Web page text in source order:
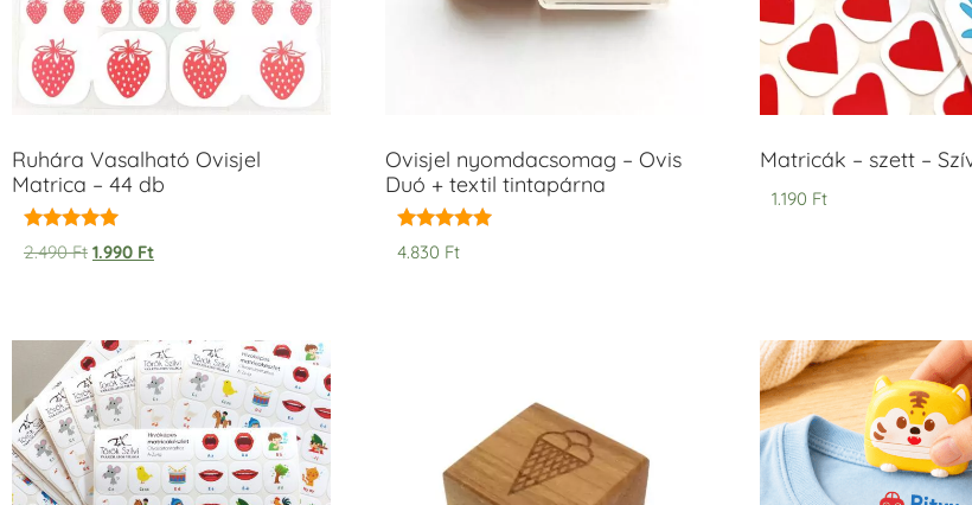
Ruhára Vasalható Ovisjel
Matrica – 44 db
Értékelés:
5.00
2.490Ft 1.990 Ft
Ovisjel nyomdacsomag – Ovis
Duó + textil tintapárna
Értékelés:
5.00
4.830 Ft
Matricák – szett –
1.190 Ft